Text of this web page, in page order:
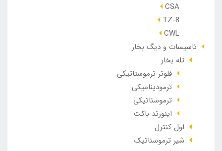
CSA
TZ-8
CWL
تاسیسات و دیگ بخار
تله بخار
فلوتر ترموستاتیکی
ترمودینامیکی
ترموستاتیکی
اینورتد باکت
لول کنترل
شیر ترموستاتیک